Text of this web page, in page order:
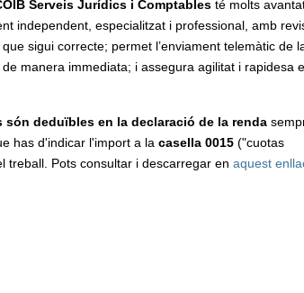
Serveis Jurídics i Comptables té molts
independent, especialitzat i professional, amb
sigui correcte; permet l’enviament telemàtic de
manera immediata; i assegura agilitat i rapidesa
són deduïbles en la declaració de la renda
has d'indicar l'import a la casella 0015 ("cuotas
treball. Pots consultar i descarregar en aquest